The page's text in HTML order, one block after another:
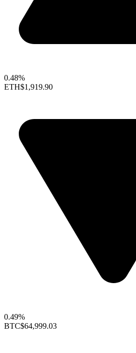
0.48%
ETH$1,919.90
0.49%
BTC$64,999.03